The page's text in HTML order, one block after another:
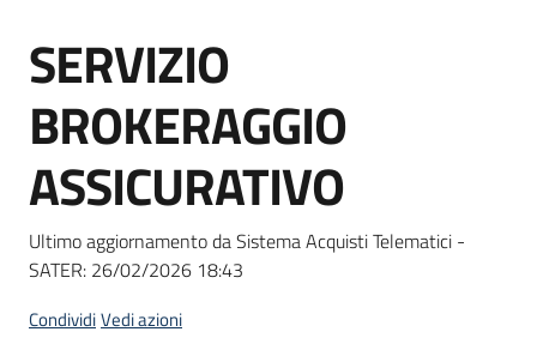
Bandi
strumenti
acquisto
Supporto
Salta al contenuto
SERVIZIO
BROKERAGGIO
ASSICURATIVO
Ultimo aggiornamento da Sistema Acquisti Telematici -
SATER: 26/02/2026 18:43
CondividiVedi azioni